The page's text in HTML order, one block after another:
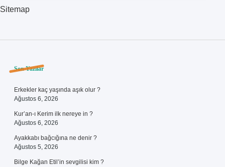
Sitemap
Sidebar
Son Yazılar
Erkekler kaç yaşında aşık olur ?
Ağustos 6, 2026
Kur’an-ı Kerim ilk nereye in ?
Ağustos 6, 2026
Ayakkabı bağcığına ne denir ?
Ağustos 5, 2026
Bilge Kağan Etil’in sevgilisi kim ?